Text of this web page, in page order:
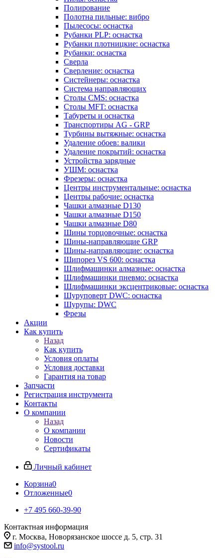
Полирование
Полотна пильные: вибро
Пылесосы: оснастка
Рубанки PLP: оснастка
Рубанки плотницкие: оснастка
Рубанки: оснастка
Сверла
Сверление: оснастка
Систейнеры: оснастка
Система направляющих
Столы CMS: оснастка
Столы MFT: оснастка
Табуреты и оснастка
Транспортиры AG - GRP
Турбины вытяжные: оснастка
Удаление обоев: валики
Удаление покрытий: оснастка
Устройства зарядные
УШМ: оснастка
Фрезеры: оснастка
Центры инструментальные: оснастка
Центры рабочие: оснастка
Чашки алмазные D130
Чашки алмазные D150
Чашки алмазные D80
Шины торцовочные: оснастка
Шины-направляющие GRP
Шины-направляющие: оснастка
Шипорез VS 600: оснастка
Шлифмашинки алмазные: оснастка
Шлифмашинки пневмо: оснастка
Шлифмашинки эксцентриковые: оснастка
Шуруповерт DWC: оснастка
Шурупы: DWC
Фрезы
Акции
Как купить
Назад
Как купить
Условия оплаты
Условия доставки
Гарантия на товар
Запчасти
Регистрация инструмента
Контакты
О компании
Назад
О компании
Новости
Сертификаты
Личный кабинет
Корзина0
Отложенные0
+7 495 660-39-90
Контактная информация
г. Москва, Новорязанское шоссе д. 5, стр. 31
info@systool.ru